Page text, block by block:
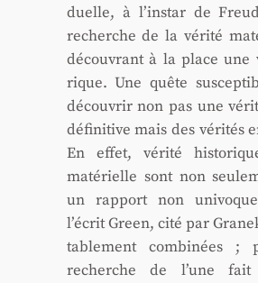
duelle, à l’instar de
recherche de la véri­té
décou­vrant à la place
rique. Une quête
décou­vrir non pas une
défi­ni­tive mais des véri­tés
En effet, véri­té
maté­rielle sont non
un rap­port non
l’écrit Green, cité par
ta­ble­ment com­bi­nées
recherche de l’une fait